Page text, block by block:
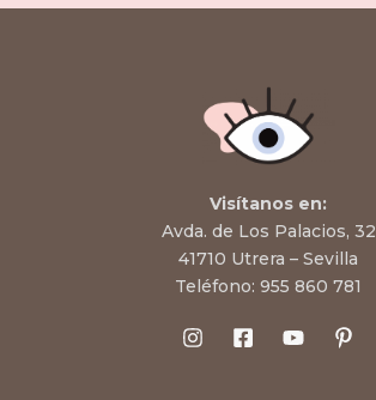
Visítanos en:
Avda. de Los Palacios, 32
41710 Utrera – Sevilla
Teléfono: 955 860 781